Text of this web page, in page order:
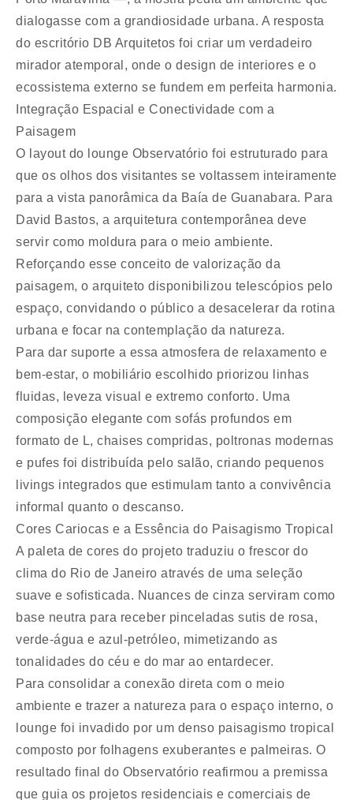
dialogasse com a grandiosidade urbana. A resposta
do escritório DB Arquitetos foi criar um verdadeiro
mirador atemporal, onde o design de interiores e o
ecossistema externo se fundem em perfeita harmonia.
Integração Espacial e Conectividade com a
Paisagem
O layout do lounge Observatório foi estruturado para
que os olhos dos visitantes se voltassem inteiramente
para a vista panorâmica da Baía de Guanabara. Para
David Bastos, a arquitetura contemporânea deve
servir como moldura para o meio ambiente.
Reforçando esse conceito de valorização da
paisagem, o arquiteto disponibilizou telescópios pelo
espaço, convidando o público a desacelerar da rotina
urbana e focar na contemplação da natureza.
Para dar suporte a essa atmosfera de relaxamento e
bem-estar, o mobiliário escolhido priorizou linhas
fluidas, leveza visual e extremo conforto. Uma
composição elegante com sofás profundos em
formato de L, chaises compridas, poltronas modernas
e pufes foi distribuída pelo salão, criando pequenos
livings integrados que estimulam tanto a convivência
informal quanto o descanso.
Cores Cariocas e a Essência do Paisagismo Tropical
A paleta de cores do projeto traduziu o frescor do
clima do Rio de Janeiro através de uma seleção
suave e sofisticada. Nuances de cinza serviram como
base neutra para receber pinceladas sutis de rosa,
verde-água e azul-petróleo, mimetizando as
tonalidades do céu e do mar ao entardecer.
Para consolidar a conexão direta com o meio
ambiente e trazer a natureza para o espaço interno, o
lounge foi invadido por um denso paisagismo tropical
composto por folhagens exuberantes e palmeiras. O
resultado final do Observatório reafirmou a premissa
que guia os projetos residenciais e comerciais de